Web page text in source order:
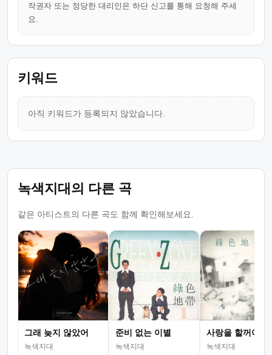
작권자 또는 정당한 대리인은 하단 신고를 통해 요청해 주세
요.
키워드
아직 키워드가 등록되지 않았습니다.
녹색지대의 다른 곡
같은 아티스트의 다른 곡도 함께 확인해보세요.
그래 늦지 않았어
녹색지대
준비 없는 이별
녹색지대
사랑을 할꺼야
녹색지대